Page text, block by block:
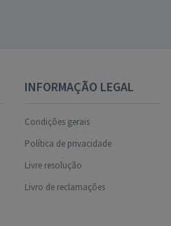
INFORMAÇÃO LEGAL
Condições gerais
Política de privacidade
Livre resolução
Livro de reclamações